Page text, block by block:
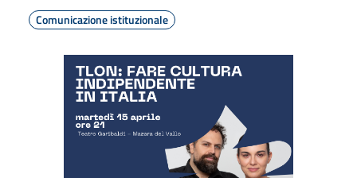
Comunicazione istituzionale